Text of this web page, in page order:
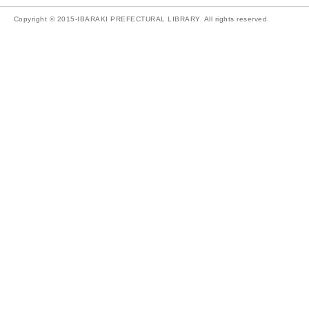
Copyright © 2015-IBARAKI PREFECTURAL LIBRARY. All rights reserved.